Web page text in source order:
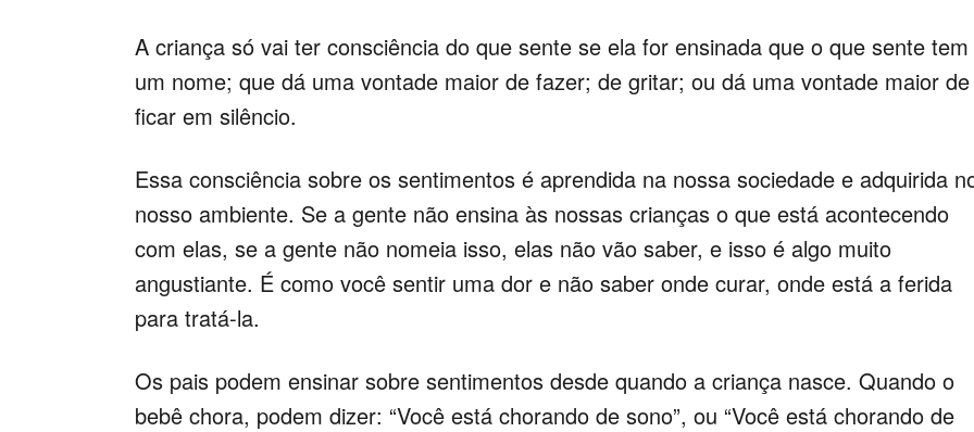
A criança só vai ter consciência do que sente se ela for ensinada que o que sente tem
um nome; que dá uma vontade maior de fazer; de gritar; ou dá uma vontade maior de
ficar em silêncio.
Essa consciência sobre os sentimentos é aprendida na nossa sociedade e adquirida
nosso ambiente. Se a gente não ensina às nossas crianças o que está acontecendo
com elas, se a gente não nomeia isso, elas não vão saber, e isso é algo muito
angustiante. É como você sentir uma dor e não saber onde curar, onde está a ferida
para tratá-la.
Os pais podem ensinar sobre sentimentos desde quando a criança nasce. Quando o
bebê chora, podem dizer: “Você está chorando de sono”, ou “Você está chorando de